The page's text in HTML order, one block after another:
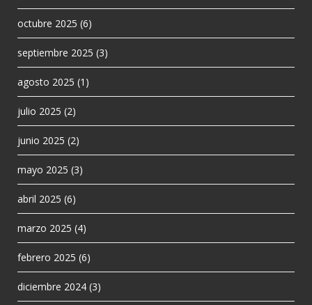
octubre 2025 (6)
septiembre 2025 (3)
agosto 2025 (1)
julio 2025 (2)
junio 2025 (2)
mayo 2025 (3)
abril 2025 (6)
marzo 2025 (4)
febrero 2025 (6)
diciembre 2024 (3)